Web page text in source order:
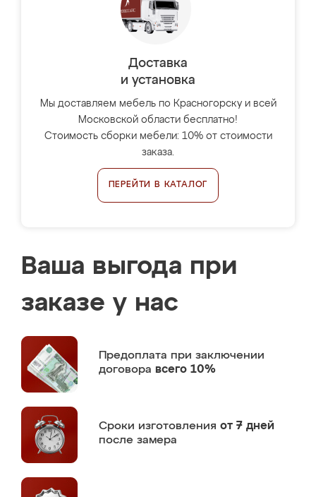
Доставка
и установка
Мы доставляем мебель по Красногорску и всей
Московской области бесплатно!
Стоимость сборки мебели: 10% от стоимости
заказа.
ПЕРЕЙТИ В КАТАЛОГ
Ваша выгода при
заказе у нас
Предоплата при заключении
договора всего 10%
Сроки изготовления от 7 дней
после замера